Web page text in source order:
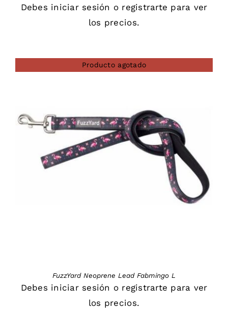
Debes iniciar sesión o registrarte para ver
los precios.
Producto agotado
FuzzYard Neoprene Lead Fabmingo L
Debes iniciar sesión o registrarte para ver
los precios.